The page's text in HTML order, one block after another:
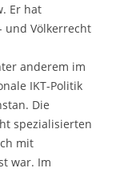
Er hat
und Völkerrecht
anderem im
IKT-Politik
Die
spezialisierten
mit
war. Im